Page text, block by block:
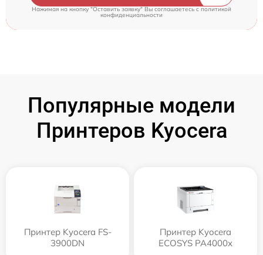
Нажимая на кнопку "Оставить заявку" Вы соглашаетесь cполитикой
конфиденциальности
Популярные модели
Принтеров Kyocera
Принтер Kyocera FS-
3900DN
Принтер Kyocera
ECOSYS PA4000x